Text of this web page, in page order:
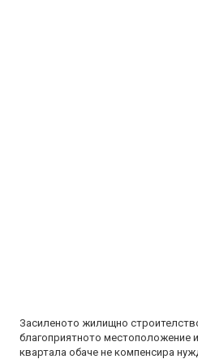
Засиленото жилищно
благоприятното местоположение
квартала обаче не компенсира